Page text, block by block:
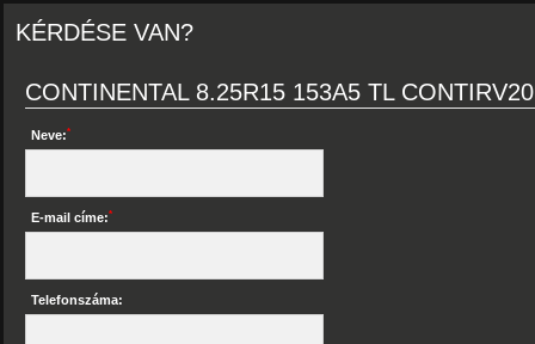
KÉRDÉSE VAN?
CONTINENTAL 8.25R15 153A5 TL CONTIRV20
Neve:*
E-mail címe:*
Telefonszáma: